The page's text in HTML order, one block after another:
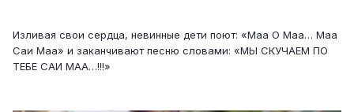
Изливая свои сердца, невинные дети поют: «Маа О Маа… Маа
Саи Маа» и заканчивают песню словами: «МЫ СКУЧАЕМ ПО
ТЕБЕ САИ МАА…!!!»